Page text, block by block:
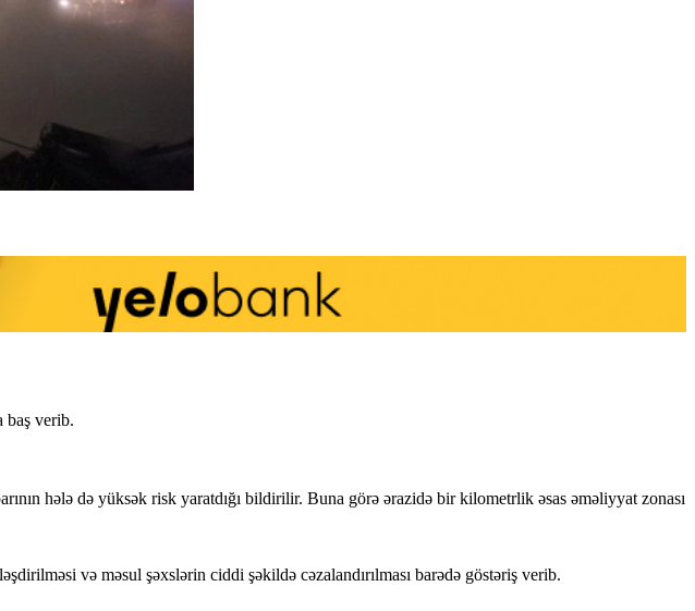
baş verib.
hələ də yüksək risk yaratdığı bildirilir. Buna görə ərazidə bir kilometrlik əsas əməliyyat zonası
və məsul şəxslərin ciddi şəkildə cəzalandırılması barədə göstəriş verib.